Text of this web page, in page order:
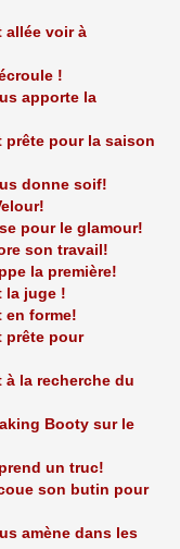
allée voir à
!
apporte la
prête pour la saison
donne soif!
pour le glamour!
son travail!
la première!
la juge !
en forme!
prête pour
à la recherche du
Booty sur le
un truc!
son butin pour
amène dans les